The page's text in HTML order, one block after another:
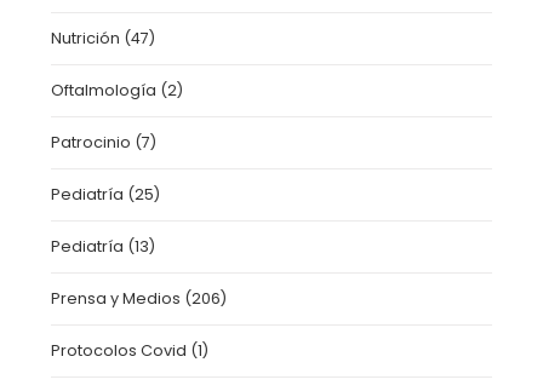
Nutrición (47)
Oftalmología (2)
Patrocinio (7)
Pediatría (25)
Pediatría (13)
Prensa y Medios (206)
Protocolos Covid (1)